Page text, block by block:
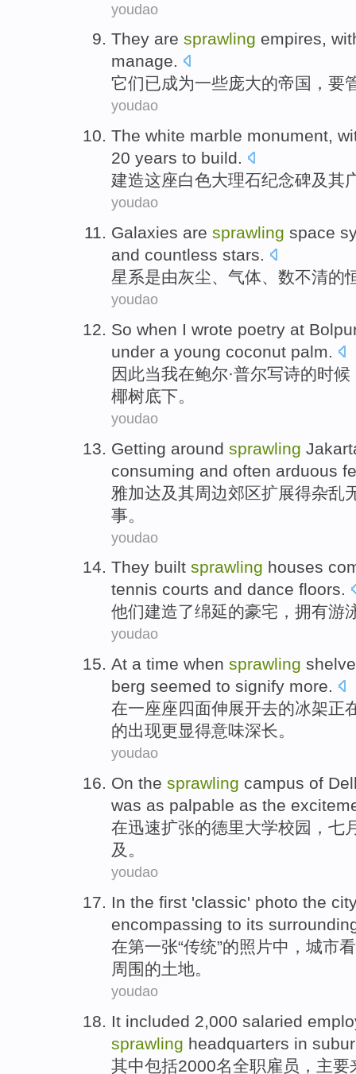
youdao
They are sprawling empires,
manage.
它们已成为一些庞大的帝国 ， 要
youdao
The white marble monument,
20 years to build.
建造这座白色大理石纪念碑及其
youdao
Galaxies are sprawling space
and countless stars.
星系是由灰尘、 气体、 数不清的
youdao
So when I wrote poetry at
under a young coconut palm.
因此当我在鲍尔·普尔写诗的时候
椰树底下。
youdao
Getting around sprawling
consuming and often arduous
雅加达及其周边郊区扩展得杂乱
事。
youdao
They built sprawling houses
tennis courts and dance floors.
他们建造了绵延的豪宅 ， 拥有游
youdao
At a time when sprawling
berg seemed to signify more.
在一座座四面伸展开去的冰架正
的出现更显得意味深长。
youdao
On the sprawling campus of
was as palpable as the
在迅速扩张的德里大学校园 ， 七
及 。
youdao
In the first 'classic' photo the
encompassing to its
在第一张“传统”的照片中， 城市
周围的土地。
youdao
It included 2,000 salaried
sprawling headquarters in
其中包括2000名全职 雇员 ， 主要